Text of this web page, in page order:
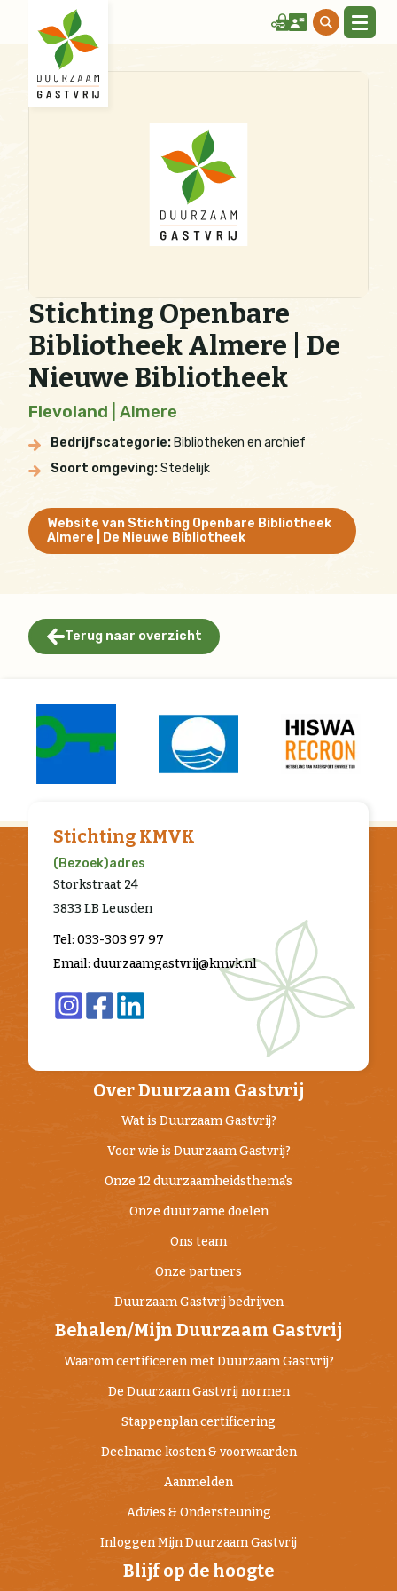
Stichting Openbare
Bibliotheek Almere | De
Nieuwe Bibliotheek
Flevoland | Almere
Bedrijfscategorie: Bibliotheken en archief
Soort omgeving:Stedelijk
Website van Stichting Openbare Bibliotheek
Almere | De Nieuwe Bibliotheek
Terug naar overzicht
Over Duurzaam Gastvrij
Wat is Duurzaam Gastvrij?
Voor wie is Duurzaam Gastvrij?
Onze 12 duurzaamheidsthema's
Onze duurzame doelen
Ons team
Onze partners
Duurzaam Gastvrij bedrijven
Behalen/Mijn Duurzaam Gastvrij
Waarom certificeren met Duurzaam Gastvrij?
De Duurzaam Gastvrij normen
Stappenplan certificering
Deelname kosten & voorwaarden
Aanmelden
Advies & Ondersteuning
Inloggen Mijn Duurzaam Gastvrij
Blijf op de hoogte
Stichting KMVK
(Bezoek)adres
Storkstraat 24
3833 LB Leusden
Tel: 033-303 97 97
Email: duurzaamgastvrij@kmvk.nl